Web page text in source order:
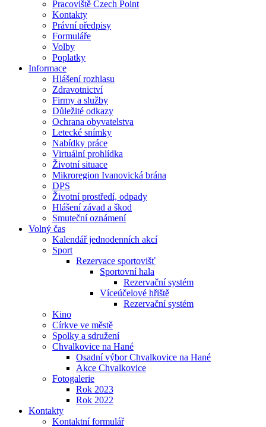
Pracoviště Czech Point
Kontakty
Právní předpisy
Formuláře
Volby
Poplatky
Informace
Hlášení rozhlasu
Zdravotnictví
Firmy a služby
Důležité odkazy
Ochrana obyvatelstva
Letecké snímky
Nabídky práce
Virtuální prohlídka
Životní situace
Mikroregion Ivanovická brána
DPS
Životní prostředí, odpady
Hlášení závad a škod
Smuteční oznámení
Volný čas
Kalendář jednodenních akcí
Sport
Rezervace sportovišť
Sportovní hala
Rezervační systém
Víceúčelové hřiště
Rezervační systém
Kino
Církve ve městě
Spolky a sdružení
Chvalkovice na Hané
Osadní výbor Chvalkovice na Hané
Akce Chvalkovice
Fotogalerie
Rok 2023
Rok 2022
Kontakty
Kontaktní formulář